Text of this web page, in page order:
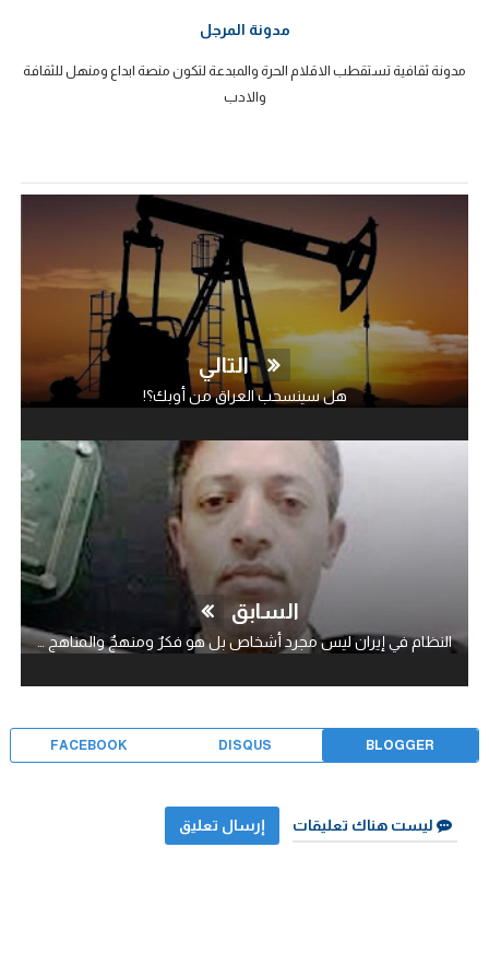
مدونة المرجل
مدونة ثقافية تستقطب الاقلام الحرة والمبدعة لتكون منصة ابداع ومنهل للثقافة
والادب
التالي
هل سينسحب العراق من أوبك؟!
السابق
النظام في إيران ليس مجرد أشخاص بل هو فكرٌ ومنهجٌ والمناهج لا تموت أبدا..!
BLOGGER
DISQUS
FACEBOOK
ليست هناك تعليقات إرسال تعليق